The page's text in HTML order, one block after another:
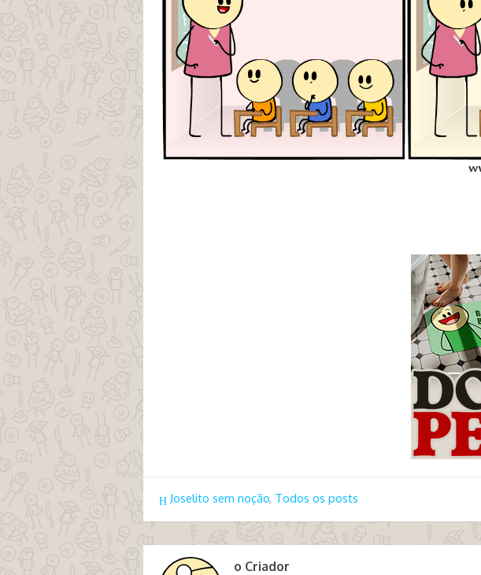
Joselito sem noção, Todos os posts
o Criador